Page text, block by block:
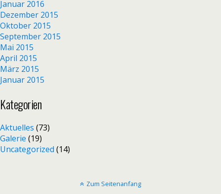
Januar 2016
Dezember 2015
Oktober 2015
September 2015
Mai 2015
April 2015
März 2015
Januar 2015
Kategorien
Aktuelles (73)
Galerie (19)
Uncategorized (14)
Zum Seitenanfang